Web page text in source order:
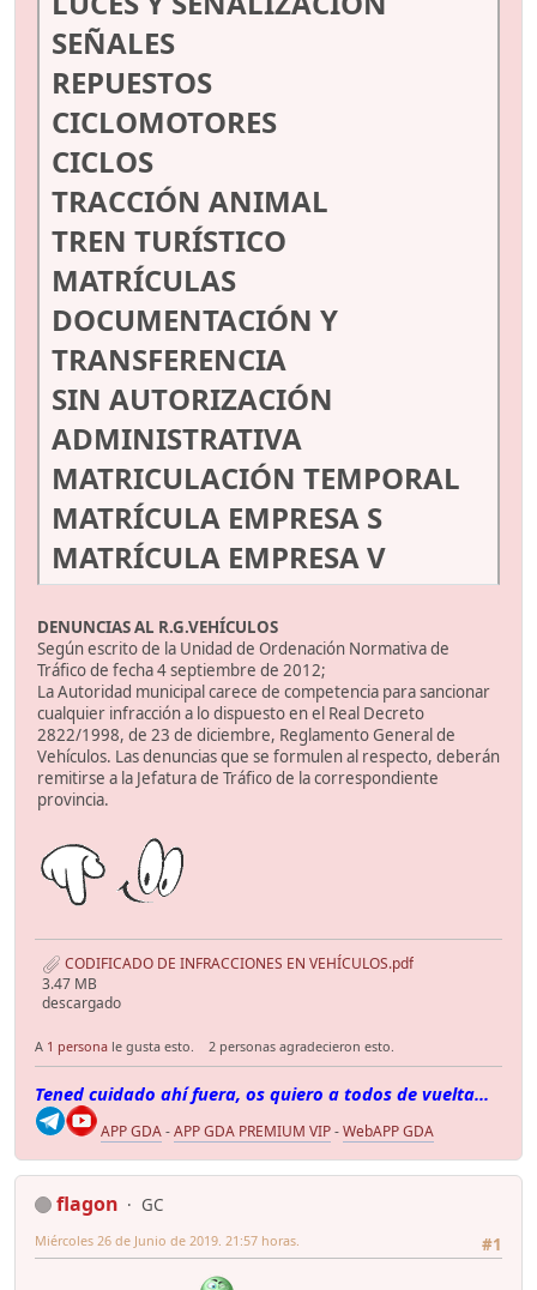
SEÑALES
REPUESTOS
CICLOMOTORES
CICLOS
TRACCIÓN ANIMAL
TREN TURÍSTICO
MATRÍCULAS
DOCUMENTACIÓN Y
TRANSFERENCIA
SIN AUTORIZACIÓN
ADMINISTRATIVA
MATRICULACIÓN TEMPORAL
MATRÍCULA EMPRESA S
MATRÍCULA EMPRESA V
DENUNCIAS AL R.G.VEHÍCULOS
Según escrito de la Unidad de Ordenación Normativa de
Tráfico de fecha 4 septiembre de 2012;
La Autoridad municipal carece de competencia para sancionar
cualquier infracción a lo dispuesto en el Real Decreto
2822/1998, de 23 de diciembre, Reglamento General de
Vehículos. Las denuncias que se formulen al respecto, deberán
remitirse a la Jefatura de Tráfico de la correspondiente
provincia.
CODIFICADO DE INFRACCIONES EN VEHÍCULOS.pdf
3.47 MB
descargado
A 1 persona le gusta esto. 2 personas agradecieron esto.
Tened cuidado ahí fuera, os quiero a todos de vuelta...
APP GDA-APP GDA PREMIUM VIP-WebAPP GDA
flagon
GC
#1
Miércoles 26 de Junio de 2019. 21:57 horas.